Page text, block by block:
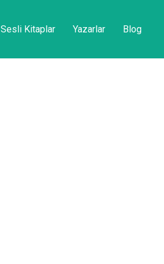
Sesli Kitaplar Yazarlar Blog